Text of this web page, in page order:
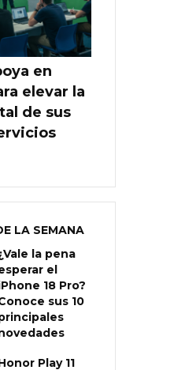
en
elevar la
de sus
LA SEMANA
la pena
el
18 Pro?
sus 10
Play 11